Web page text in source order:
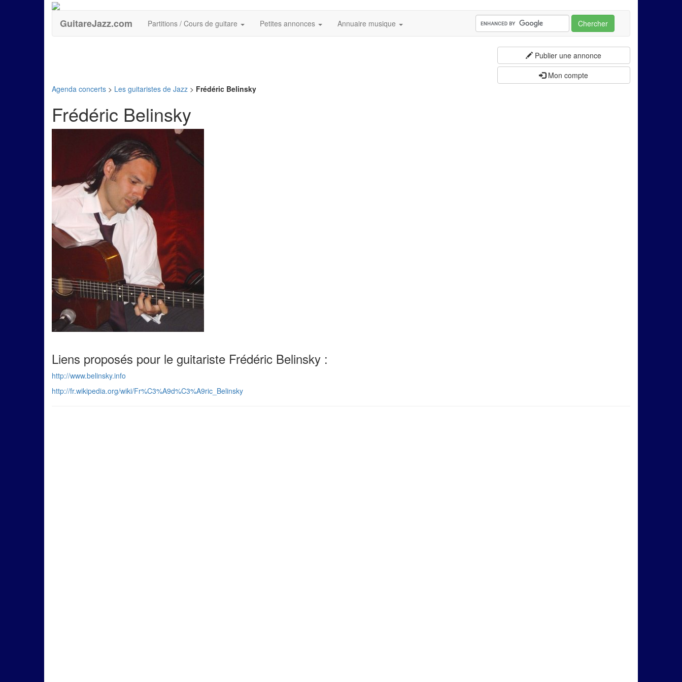
GuitareJazz.com Partitions / Cours de guitare Petites annonces Annuaire musique Chercher
Publier une annonce
Mon compte
Agenda concerts > Les guitaristes de Jazz > Frédéric Belinsky
Frédéric Belinsky
Liens proposés pour le guitariste Frédéric Belinsky :
http://www.belinsky.info
http://fr.wikipedia.org/wiki/Fr%C3%A9d%C3%A9ric_Belinsky